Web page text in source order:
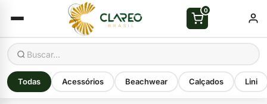
0
Todas Acessórios Beachwear Calçados Lini